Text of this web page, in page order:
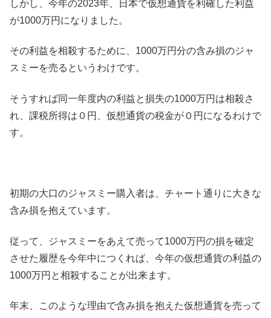
しかし、今年の2023年、日本で仮想通貨を利確した利益
が1000万円になりました。
その利益を相殺するために、1000万円分の含み損のジャ
スミーを売るというわけです。
そうすれば同一年度内の利益と損失の1000万円は相殺さ
れ、課税所得は０円、仮想通貨の税金が０円になるわけで
す。
初期の大口のジャスミー購入者は、チャート通りに大きな
含み損を抱えています。
従って、ジャスミーをあえて売って1000万円の損を確定
させた履歴を今年中につくれば、今年の仮想通貨の利益の
1000万円と相殺することが出来ます。
年末、このような理由で含み損を抱えた仮想通貨を売って